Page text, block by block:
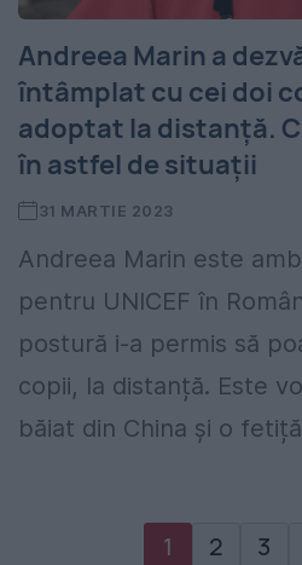
Andreea Marin a
întâmplat cu cei doi
adoptat la distanță.
în astfel de situații
31 MARTIE 2023
Andreea Marin este
pentru UNICEF în
postură i-a permis să
copii, la distanță. Este
băiat din China și o
1 2 3